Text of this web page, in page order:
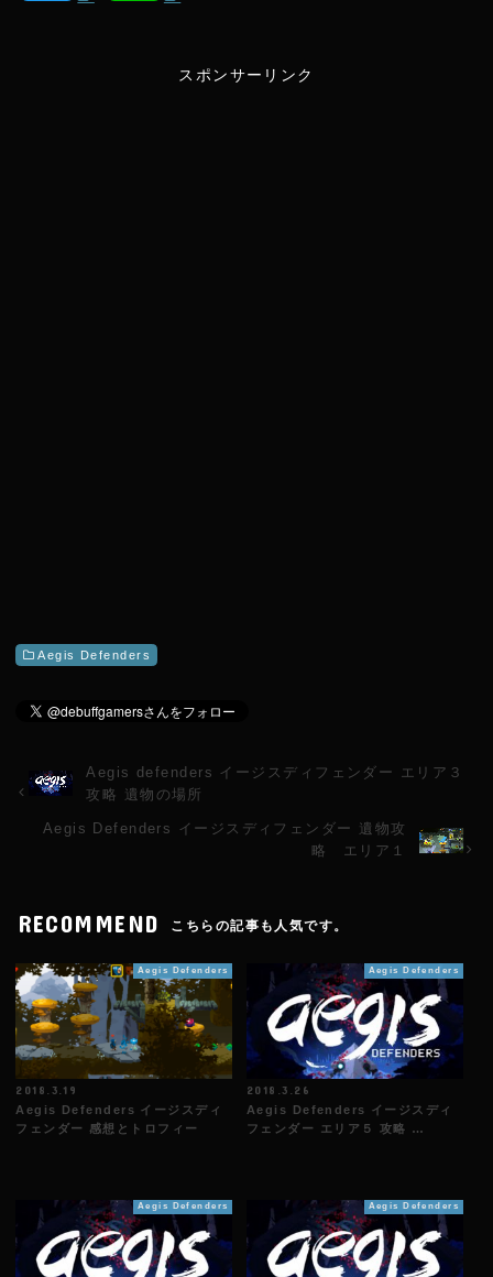
スポンサーリンク
Aegis Defenders
Aegis defenders イージスディフェンダー エリア３
攻略 遺物の場所
Aegis Defenders イージスディフェンダー 遺物攻
略 エリア１
RECOMMEND こちらの記事も人気です。
Aegis Defenders
2018.3.19
Aegis Defenders イージスディ
フェンダー 感想とトロフィー
Aegis Defenders
2018.3.26
Aegis Defenders イージスディ
フェンダー エリア５ 攻略 …
Aegis Defenders Aegis Defenders